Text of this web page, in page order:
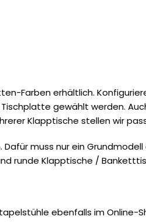
Farben erhältlich.
gewählt werden.
Klapptische stellen wir
muss nur ein
runde Klapptische /
ebenfalls im Online-